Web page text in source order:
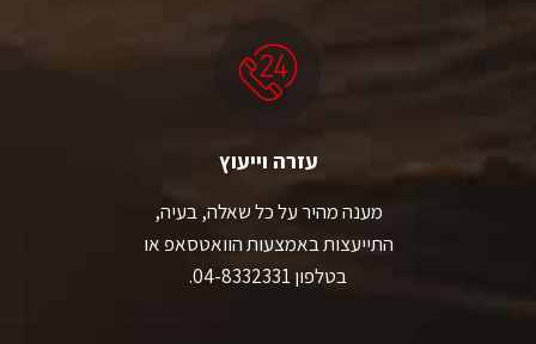
עזרה וייעוץ
מענה מהיר על כל שאלה, בעיה,
התייעצות באמצעות הוואטסאפ או
בטלפון 04-8332331.